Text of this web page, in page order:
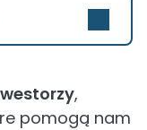
,
pomogą nam